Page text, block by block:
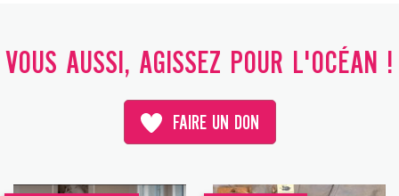
VOUS AUSSI, AGISSEZ POUR L'OCÉAN !
FAIRE UN DON